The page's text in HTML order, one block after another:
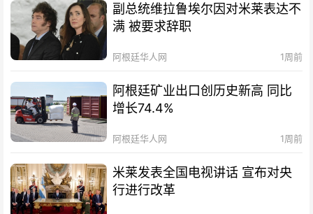
副总统维拉鲁埃尔因对米莱表达不
满 被要求辞职
阿根廷华人网 1周前
阿根廷矿业出口创历史新高 同比
增长74.4%
阿根廷华人网 1周前
米莱发表全国电视讲话 宣布对央
行进行改革